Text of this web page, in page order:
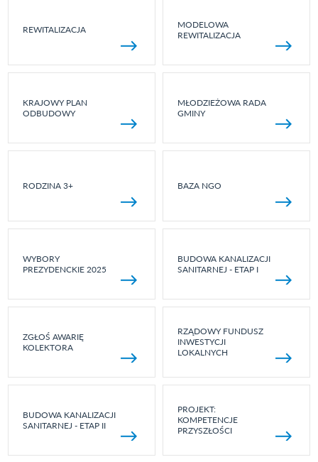
REWITALIZACJA
MODELOWA
REWITALIZACJA
KRAJOWY PLAN
ODBUDOWY
MŁODZIEŻOWA RADA
GMINY
RODZINA 3+ BAZA NGO
WYBORY
PREZYDENCKIE 2025
BUDOWA KANALIZACJI
SANITARNEJ - ETAP I
ZGŁOŚ AWARIĘ
KOLEKTORA
RZĄDOWY FUNDUSZ
INWESTYCJI
LOKALNYCH
BUDOWA KANALIZACJI
SANITARNEJ - ETAP II
PROJEKT:
KOMPETENCJE
PRZYSZŁOŚCI